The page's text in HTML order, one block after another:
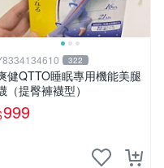
322
健QTTO睡眠專用機能美腿
（提臀褲襪型）
999